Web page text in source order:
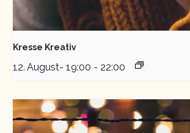
Kresse Kreativ
12. August- 19:00 - 22:00